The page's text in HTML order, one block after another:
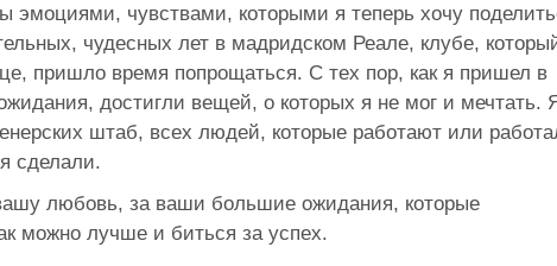
эмоциями, чувствами, которыми я теперь хочу
чудесных лет в мадридском Реале, клубе,
пришло время попрощаться. С тех пор, как я пришел в
достигли вещей, о которых я не мог и мечтать.
штаб, всех людей, которые работают или
сделали.
любовь, за ваши большие ожидания, которые
можно лучше и биться за успех.